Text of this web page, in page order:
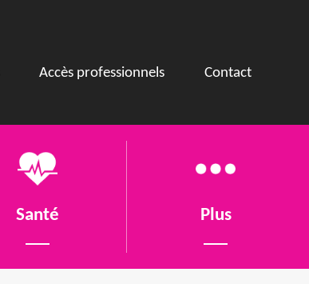
Accès professionnels Contact
Santé Plus